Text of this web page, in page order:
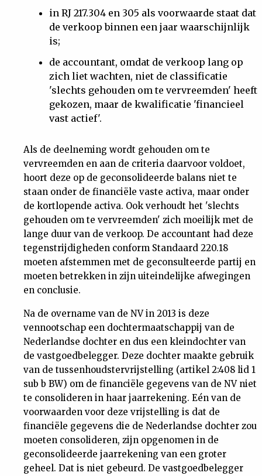
in RJ 217.304 en 305 als voorwaarde staat dat
de verkoop binnen een jaar waarschijnlijk
is;
de accountant, omdat de verkoop lang op
zich liet wachten, niet de classificatie
'slechts gehouden om te vervreemden' heeft
gekozen, maar de kwalificatie 'financieel
vast actief'.
Als de deelneming wordt gehouden om te
vervreemden en aan de criteria daarvoor voldoet,
hoort deze op de geconsolideerde balans niet te
staan onder de financiële vaste activa, maar onder
de kortlopende activa. Ook verhoudt het 'slechts
gehouden om te vervreemden' zich moeilijk met de
lange duur van de verkoop. De accountant had deze
tegenstrijdigheden conform Standaard 220.18
moeten afstemmen met de geconsulteerde partij en
moeten betrekken in zijn uiteindelijke afwegingen
en conclusie.
Na de overname van de NV in 2013 is deze
vennootschap een dochtermaatschappij van de
Nederlandse dochter en dus een kleindochter van
de vastgoedbelegger. Deze dochter maakte gebruik
van de tussenhoudstervrijstelling (artikel 2:408 lid 1
sub b BW) om de financiële gegevens van de NV niet
te consolideren in haar jaarrekening. Eén van de
voorwaarden voor deze vrijstelling is dat de
financiële gegevens die de Nederlandse dochter zou
moeten consolideren, zijn opgenomen in de
geconsolideerde jaarrekening van een groter
geheel. Dat is niet gebeurd. De vastgoedbelegger